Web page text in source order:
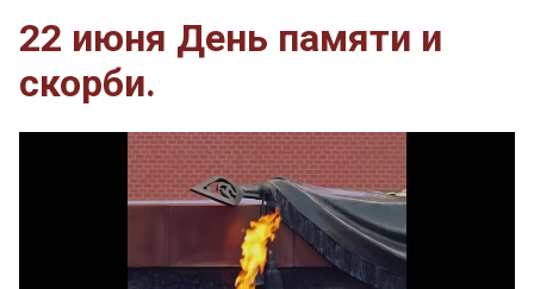
22 июня День памяти и
скорби.